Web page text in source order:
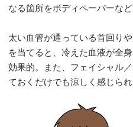
なる箇所をボディペーパーな
太い血管が通っている首回り
を当てると、冷えた血液が全
効果的。また、フェイシャル
ておくだけでも涼しく感じられ